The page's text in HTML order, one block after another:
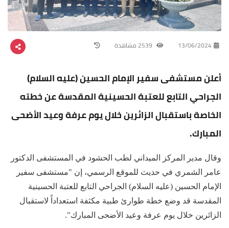
13/06/2024
أعلن مستشفى سفير الإمام الحسين (عليه السلام)
الجراحي التابع للعتبة الحسينية المقدسة عن خطته
الخاصة باستقبال الزائرين خلال يوم عرفة وعيد الأضحى
المبارك.
وقال مدير المركز الميداني لطب الحشود في المستشفى الدكتور
عامر الشمري في حديث للموقع الرسمي، إن "مستشفى سفير
الإمام الحسين (عليه السلام) الجراحي التابع للعتبة الحسينية
المقدسة قد وضع خطة طوارئ طبية مكثفة استعداداً لاستقبال
الزائرين خلال يوم عرفة وعيد الأضحى المبارك".